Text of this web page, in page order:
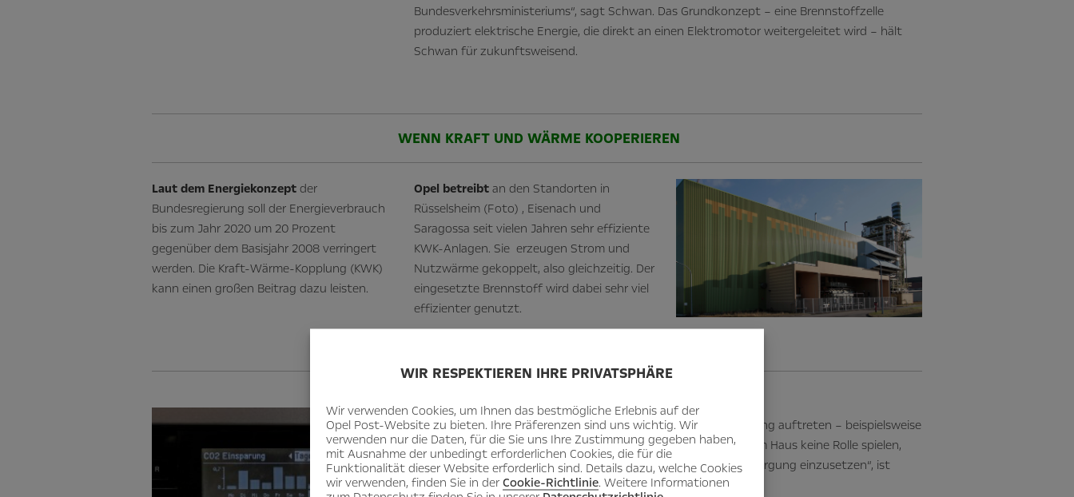
WIR RESPEKTIEREN IHRE PRIVATSPHÄRE
Wir verwenden Cookies, um Ihnen das bestmögliche Erlebnis auf der
Opel Post-Website zu bieten. Ihre Präferenzen sind uns wichtig. Wir
verwenden nur die Daten, für die Sie uns Ihre Zustimmung gegeben haben,
mit Ausnahme der unbedingt erforderlichen Cookies, die für die
Funktionalität dieser Website erforderlich sind. Details dazu, welche Cookies
wir verwenden, finden Sie in der Cookie-Richtlinie. Weitere Informationen
Bundesverkehrsministeriums“, sagt Schwan. Das Grundkonzept – eine Brennstoffzelle
produziert elektrische Energie, die direkt an einen Elektromotor weitergeleitet wird – hält
Schwan für zukunftsweisend.
WENN KRAFT UND WÄRME KOOPERIEREN
Laut dem Energiekonzept der
Bundesregierung soll der Energieverbrauch
bis zum Jahr 2020 um 20 Prozent
gegenüber dem Basisjahr 2008 verringert
werden. Die Kraft-Wärme-Kopplung (KWK)
kann einen großen Beitrag dazu leisten.
Opel betreibt an den Standorten in
Rüsselsheim (Foto) , Eisenach und
Saragossa seit vielen Jahren sehr effiziente
KWK-Anlagen. Sie erzeugen Strom und
Nutzwärme gekoppelt, also gleichzeitig. Der
eingesetzte Brennstoff wird dabei sehr viel
effizienter genutzt.
„Da die mobilen Herausforderungen, die in diesem Zusammenhang auftreten – beispielsweise
das Auftanken mit Wasserstoff – beim stationären Gebrauch im Haus keine Rolle spielen,
ergibt es absolut Sinn, die Brennstoffzelle bei der Gebäudeversorgung einzusetzen“, ist
Schwan überzeugt.